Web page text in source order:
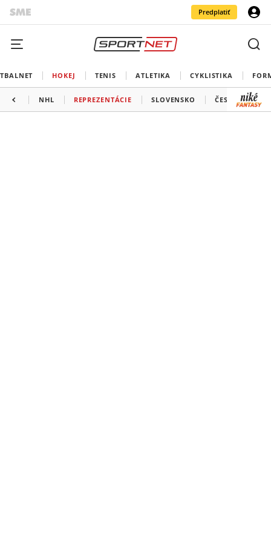
Predplatiť
HOKEJ TENIS ATLETIKA CYKLISTIKA
NHL REPREZENTÁCIE SLOVENSKO ČESKO